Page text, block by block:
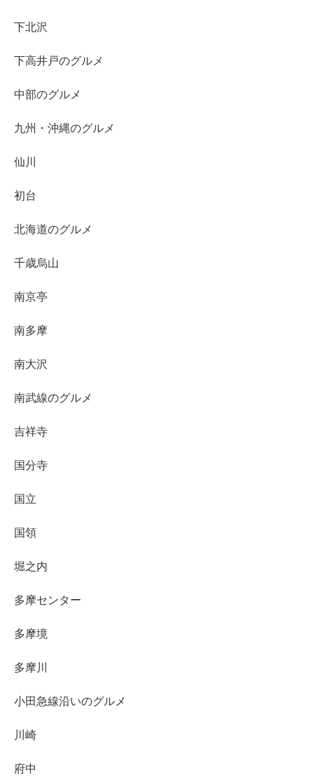
下北沢
下高井戸のグルメ
中部のグルメ
九州・沖縄のグルメ
仙川
初台
北海道のグルメ
千歳烏山
南京亭
南多摩
南大沢
南武線のグルメ
吉祥寺
国分寺
国立
国領
堀之内
多摩センター
多摩境
多摩川
小田急線沿いのグルメ
川崎
府中